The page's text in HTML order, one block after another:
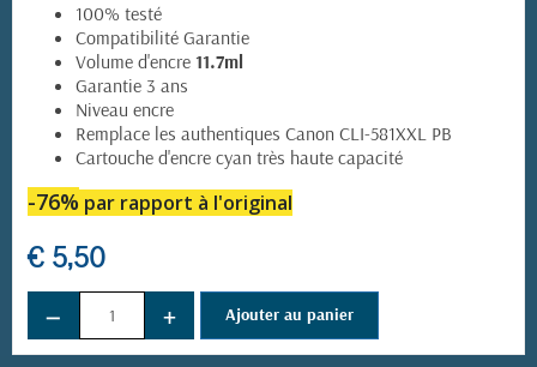
100% testé
Compatibilité Garantie
Volume d'encre 11.7ml
Garantie 3 ans
Niveau encre
Remplace les authentiques Canon CLI-581XXL PB
Cartouche d'encre cyan très haute capacité
-76% par rapport à l'original
€ 5,50
− + Ajouter au panier